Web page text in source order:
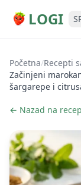
LOGI
Početna/Recepti
Začinjeni
šargarepe i
← Nazad na